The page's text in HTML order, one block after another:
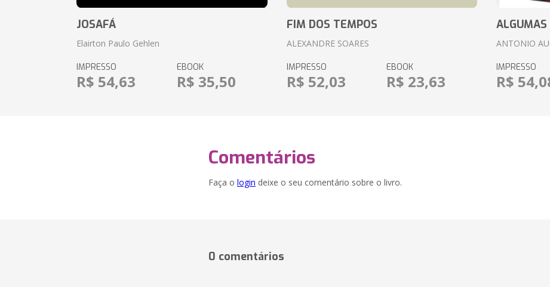
JOSAFÁ
Elairton Paulo Gehlen
IMPRESSO
R$ 54,63
EBOOK
R$ 35,50
FIM DOS TEMPOS
ALEXANDRE SOARES
IMPRESSO
R$ 52,03
EBOOK
R$ 23,63
ALGUMAS
ANTONIO
IMPRESSO
R$
Comentários
Faça o login deixe o seu comentário sobre o livro.
0 comentários